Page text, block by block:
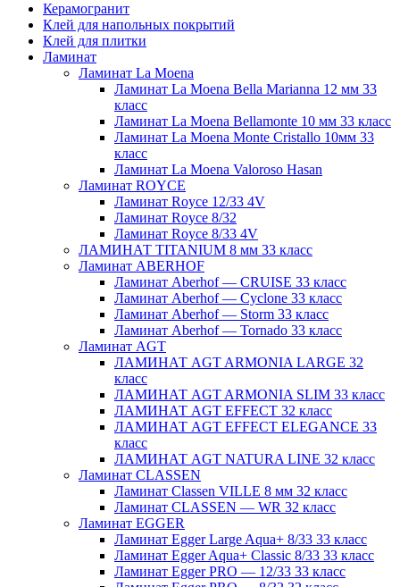
Керамогранит
Клей для напольных покрытий
Клей для плитки
Ламинат
Ламинат La Moena
Ламинат La Moena Bella Marianna 12 мм 33
класс
Ламинат La Moena Bellamonte 10 мм 33 класс
Ламинат La Moena Monte Cristallo 10мм 33
класс
Ламинат La Moena Valoroso Hasan
Ламинат ROYCE
Ламинат Royce 12/33 4V
Ламинат Royce 8/32
Ламинат Royce 8/33 4V
ЛАМИНАТ TITANIUM 8 мм 33 класс
Ламинат ABERHOF
Ламинат Aberhof — CRUISE 33 класс
Ламинат Aberhof — Cyclone 33 класс
Ламинат Aberhof — Storm 33 класс
Ламинат Aberhof — Tornado 33 класс
Ламинат AGT
ЛАМИНАТ AGT ARMONIA LARGE 32
класс
ЛАМИНАТ AGT ARMONIA SLIM 33 класс
ЛАМИНАТ AGT EFFECT 32 класс
ЛАМИНАТ AGT EFFECT ELEGANCE 33
класс
ЛАМИНАТ AGT NATURA LINE 32 класс
Ламинат CLASSEN
Ламинат Classen VILLE 8 мм 32 класс
Ламинат CLASSEN — WR 32 класс
Ламинат EGGER
Ламинат Egger Large Aqua+ 8/33 33 класс
Ламинат Egger Aqua+ Classic 8/33 33 класс
Ламинат Egger PRO — 12/33 33 класс